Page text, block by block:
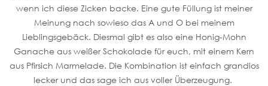
wenn ich diese Zicken backe. Eine gute Füllung ist meiner
Meinung nach sowieso das A und O bei meinem
Lieblingsgebäck. Diesmal gibt es also eine Honig-Mohn
Ganache aus weißer Schokolade für euch, mit einem Kern
aus Pfirsich Marmelade. Die Kombination ist einfach grandios
lecker und das sage ich aus voller Überzeugung.